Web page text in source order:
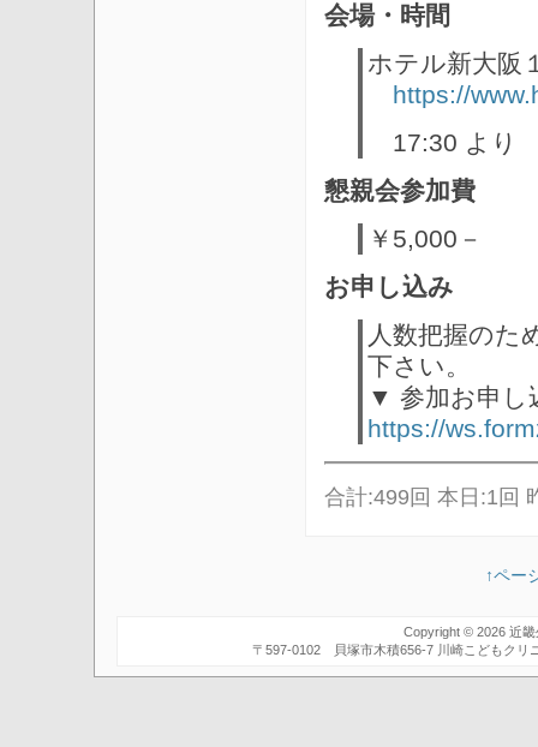
会場・時間
ホテル新大阪
https://
17:30 より
懇親会参加費
￥5,000－
お申し込み
人数把握のた
下さい。
▼ 参加お申し
https://
合計:499回 本日:1回
↑ペー
Copyright © 2026 近畿
〒597-0102 貝塚市木積656-7 川崎こどもクリ